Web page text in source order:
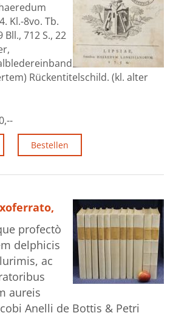
Kl.-8vo. Tb.
712 S., 22
Rückentitelschild. (kl. alter
Bestellen
profectò
delphicis
ac
aureis
Anelli de Bottis & Petri